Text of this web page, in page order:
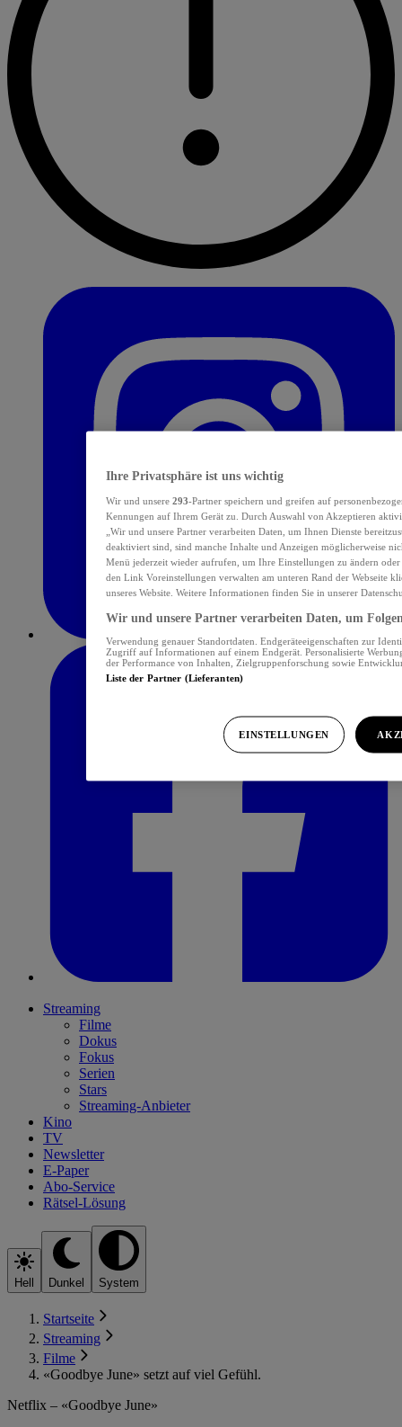
Streaming
Filme
Dokus
Fokus
Serien
Stars
Streaming-Anbieter
Kino
TV
Newsletter
E-Paper
Abo-Service
Rätsel-Lösung
Hell Dunkel System
Startseite
Streaming
Filme
«Goodbye June» setzt auf viel Gefühl.
Netflix – «Goodbye June»
Ihre Privatsphäre ist uns wichtig
Wir und unsere 293-Partner speichern und greifen auf
Kennungen auf Ihrem Gerät zu. Durch Auswahl von Akzeptieren
„Wir und unsere Partner verarbeiten Daten, um Ihnen Dienste
deaktiviert sind, sind manche Inhalte und Anzeigen möglicherweise
Menü jederzeit wieder aufrufen, um Ihre Einstellungen zu ändern
den Link Voreinstellungen verwalten am unteren Rand der Webseite
unseres Website. Weitere Informationen finden Sie in unserer
Wir und unsere Partner verarbeiten Daten, um
Verwendung genauer Standortdaten. Endgeräteeigenschaften zur
Zugriff auf Informationen auf einem Endgerät. Personalisierte
der Performance von Inhalten, Zielgruppenforschung sowie
Liste der Partner (Lieferanten)
EINSTELLUNGEN